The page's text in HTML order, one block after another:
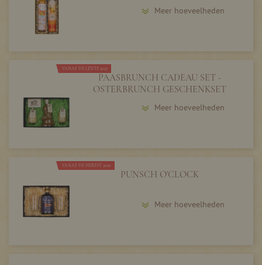
Meer hoeveelheden
VANAF DE LENTE 2027
PAASBRUNCH CADEAU SET -
OSTERBRUNCH GESCHENKSET
Meer hoeveelheden
VANAF DE HERFST 2026
PUNSCH O'CLOCK
Meer hoeveelheden